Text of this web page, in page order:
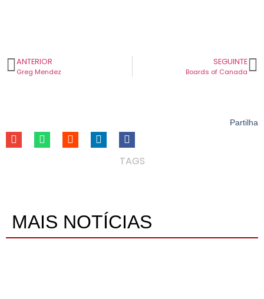
ANTERIOR
Greg Mendez
SEGUINTE
Boards of Canada
Partilha
TAGS
MAIS NOTÍCIAS